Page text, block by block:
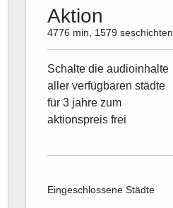
Aktion
4776 min, 1579 seschichten
Schalte die audioinhalte
aller verfügbaren städte
für 3 jahre zum
aktionspreis frei
Eingeschlossene Städte